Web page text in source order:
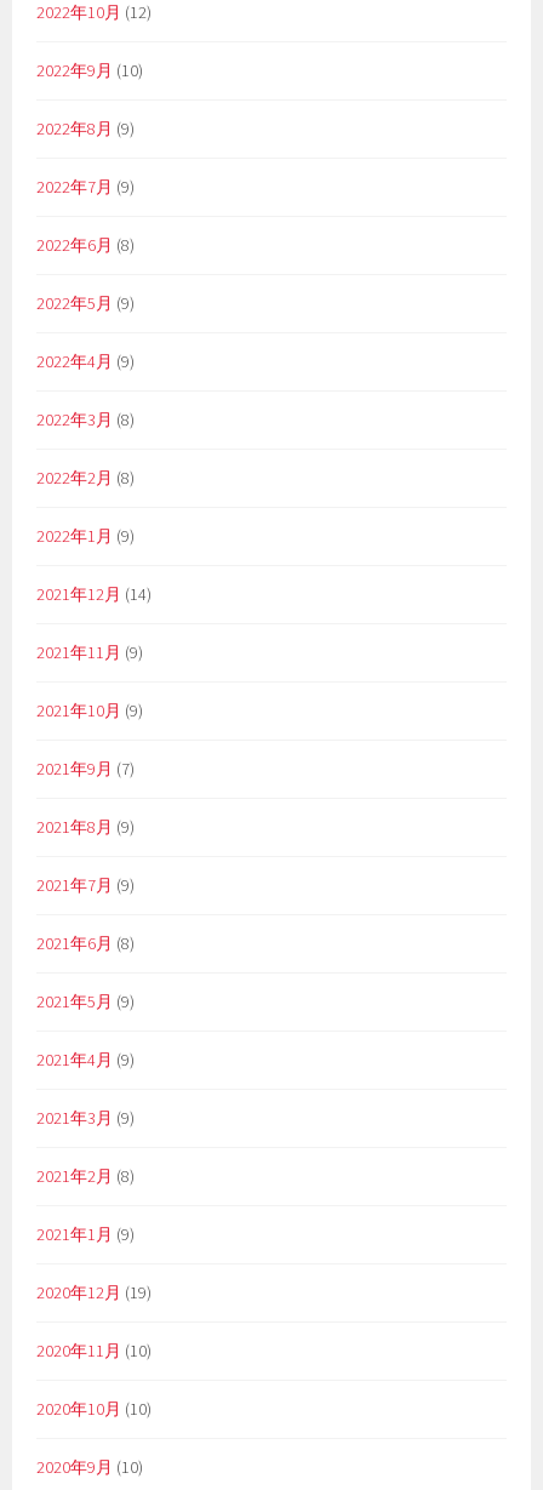
2022年10月 (12)
2022年9月 (10)
2022年8月 (9)
2022年7月 (9)
2022年6月 (8)
2022年5月 (9)
2022年4月 (9)
2022年3月 (8)
2022年2月 (8)
2022年1月 (9)
2021年12月 (14)
2021年11月 (9)
2021年10月 (9)
2021年9月 (7)
2021年8月 (9)
2021年7月 (9)
2021年6月 (8)
2021年5月 (9)
2021年4月 (9)
2021年3月 (9)
2021年2月 (8)
2021年1月 (9)
2020年12月 (19)
2020年11月 (10)
2020年10月 (10)
2020年9月 (10)